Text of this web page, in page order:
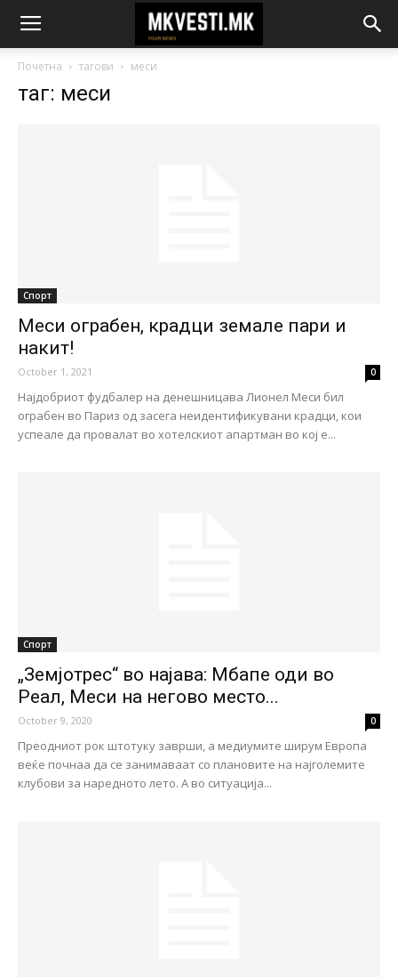
Почетна тагови меси
таг: меси
Спорт
Меси ограбен, крадци земале пари и
накит!
October 1, 2021 0
Најдобриот фудбалер на денешницава Лионел Меси бил
ограбен во Париз од засега неидентификувани крадци, кои
успеале да провалат во хотелскиот апартман во кој е...
Спорт
„Земјотрес“ во најава: Мбапе оди во
Реал, Меси на негово место...
October 9, 2020 0
Преодниот рок штотуку заврши, а медиумите ширум Европа
веќе почнаа да се занимаваат со плановите на најголемите
клубови за наредното лето. А во ситуација...